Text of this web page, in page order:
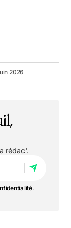
2026
rédac'.
.